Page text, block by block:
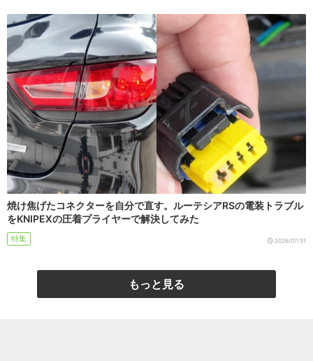
焼け焦げたコネクターを自分で直す。ルーテシアRSの電装トラブル
をKNIPEXの圧着プライヤーで解決してみた
特集 2026/07/31
もっと見る